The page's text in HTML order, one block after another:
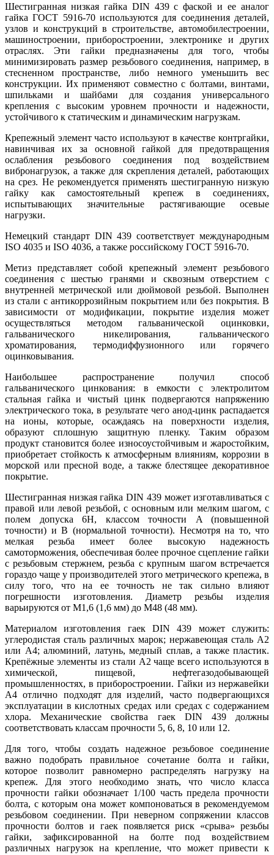
Шестигранная низкая гайка DIN 439 с фаской и ее аналог
гайка ГОСТ 5916-70 используются для соединения деталей,
узлов и конструкций в строительстве, автомобилестроении,
машиностроении, приборостроении, электронике и других
отраслях. Эти гайки предназначены для того, чтобы
минимизировать размер резьбового соединения, например, в
стесненном пространстве, либо немного уменьшить вес
конструкции. Их применяют совместно с болтами, винтами,
шпильками и шайбами для создания универсального
крепления с высоким уровнем прочности и надежности,
устойчивого к статическим и динамическим нагрузкам.
Крепежный элемент часто используют в качестве контргайки,
навинчивая их за основной гайкой для предотвращения
ослабления резьбового соединения под воздействием
вибронагрузок, а также для скрепления деталей, работающих
на срез. Не рекомендуется применять шестигранную низкую
гайку как самостоятельный крепеж в соединениях,
испытывающих значительные растягивающие осевые
нагрузки.
Немецкий стандарт DIN 439 соответствует международным
ISO 4035 и ISO 4036, а также российскому ГОСТ 5916-70.
Метиз представляет собой крепежный элемент резьбового
соединения с шестью гранями и сквозным отверстием с
внутренней метрической или дюймовой резьбой. Выполнен
из стали с антикоррозийным покрытием или без покрытия. В
зависимости от модификации, покрытие изделия может
осуществляться методом гальванической оцинковки,
гальванического никелирования, гальванического
хроматирования, термодиффузионного или горячего
оцинковывания.
Наибольшее распространение получил способ
гальванического цинкования: в емкости с электролитом
стальная гайка и чистый цинк подвергаются напряжению
электрического тока, в результате чего анод-цинк распадается
на ионы, которые, осаждаясь на поверхности изделия,
образуют сплошную защитную пленку. Таким образом
продукт становится более износоустойчивым и жаростойким,
приобретает стойкость к атмосферным влияниям, коррозии в
морской или пресной воде, а также блестящее декоративное
покрытие.
Шестигранная низкая гайка DIN 439 может изготавливаться с
правой или левой резьбой, с основным или мелким шагом, с
полем допуска 6Н, классом точности A (повышенной
точности) и B (нормальной точности). Несмотря на то, что
мелкая резьба имеет более высокую надежность
самоторможения, обеспечивая более прочное сцепление гайки
с резьбовым стержнем, резьба с крупным шагом встречается
гораздо чаще у производителей этого метрического крепежа, в
силу того, что на ее точность не так сильно влияют
погрешности изготовления. Диаметр резьбы изделия
варьируются от М1,6 (1,6 мм) до М48 (48 мм).
Материалом изготовления гаек DIN 439 может служить:
углеродистая сталь различных марок; нержавеющая сталь А2
или А4; алюминий, латунь, медный сплав, а также пластик.
Крепёжные элементы из стали А2 чаще всего используются в
химической, пищевой, нефтегазодобывающей
промышленностях, в приборостроении. Гайки из нержавейки
А4 отлично подходят для изделий, часто подвергающихся
эксплуатации в кислотных средах или средах с содержанием
хлора. Механические свойства гаек DIN 439 должны
соответствовать классам прочности 5, 6, 8, 10 или 12.
Для того, чтобы создать надежное резьбовое соединение
важно подобрать правильное сочетание болта и гайки,
которое позволит равномерно распределять нагрузку на
крепеж. Для этого необходимо знать, что число класса
прочности гайки обозначает 1/100 часть предела прочности
болта, с которым она может компоноваться в рекомендуемом
резьбовом соединении. При неверном сопряжении классов
прочности болтов и гаек появляется риск «срыва» резьбы
гайки, зафиксированной на болте под воздействием
различных нагрузок на крепление, что может привести к